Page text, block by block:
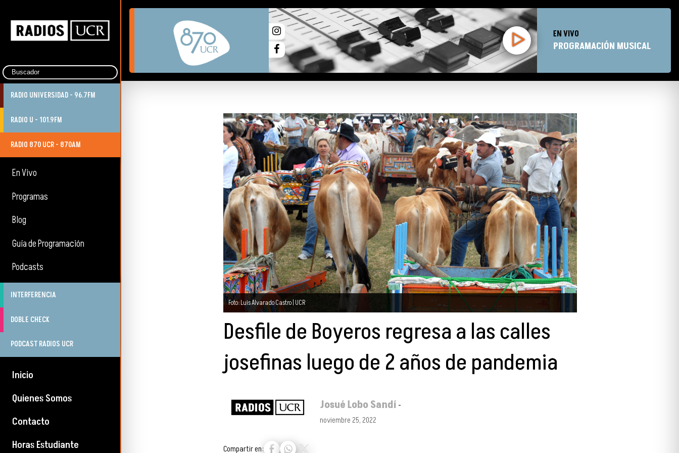
RADIO UNIVERSIDAD - 96.7FM
RADIO U - 101.9FM
RADIO 870 UCR - 870AM
En Vivo
Programas
Blog
Guía de Programación
Podcasts
INTERFERENCIA
DOBLE CHECK
PODCAST RADIOS UCR
Inicio
Quienes Somos
Contacto
Horas Estudiante
EN VIVO
PROGRAMACIÓN MUSICAL
Foto: Luis Alvarado Castro | UCR
Desfile de Boyeros regresa a las calles
josefinas luego de 2 años de pandemia
Josué Lobo Sandí -
noviembre 25, 2022
Compartir en: